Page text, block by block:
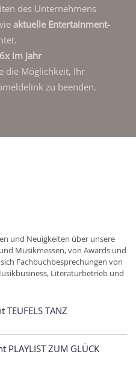
des Unternehmens
aktuelle Entertainment-
im Jahr
die Möglichkeit, Ihr
zu beenden.
und Neuigkeiten über unsere
Musikmessen, von Awards und
Fachbuchbesprechungen von
Literaturbetrieb und
TANZ
ZUM GLÜCK